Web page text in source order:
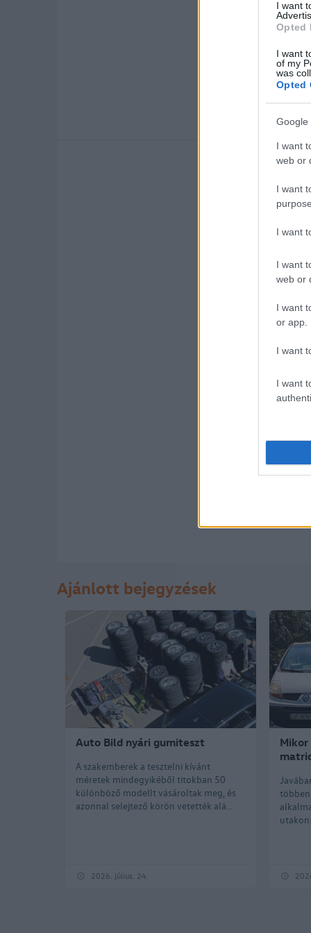
I want
Opted
I want
of my
was
Opted
Google
I want
web or
I want
I want
I want
web or
I want
or app.
I want
I want
cikkek
semmilyen felelősséget
feltételekbenés az
Ajánlott bejegyzések
Auto Bild nyári gumiteszt
A szakemberek a tesztelni kívánt
méretek mindegyikéből titokban 50
különböző modellt vásároltak meg, és
azonnal selejtező körön vetették alá...
2026. július. 24.